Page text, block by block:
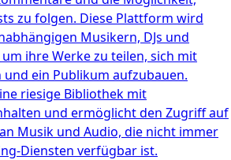
zu folgen. Diese Plattform wird
Musikern, DJs und
ihre Werke zu teilen, sich mit
ein Publikum aufzubauen.
riesige Bibliothek mit
und ermöglicht den Zugriff auf
Musik und Audio, die nicht immer
Diensten verfügbar ist.